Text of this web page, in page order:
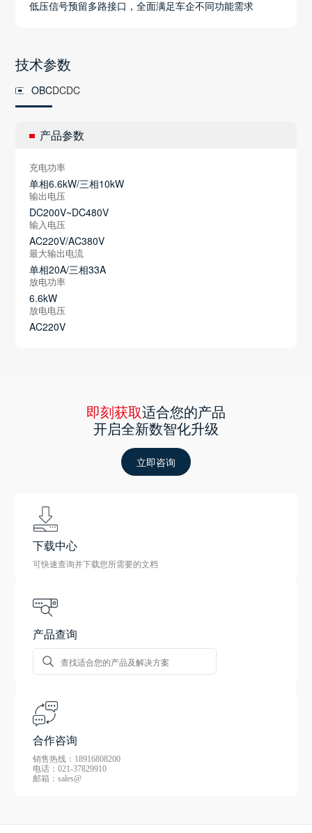
低压信号预留多路接口，全面满足车企不同功能需求
技术参数
OBCDCDC
产品参数
充电功率
单相6.6kW/三相10kW
输出电压
DC200V~DC480V
输入电压
AC220V/AC380V
最大输出电流
单相20A/三相33A
放电功率
6.6kW
放电电压
AC220V
即刻获取适合您的产品
开启全新数智化升级
立即咨询
下载中心
可快速查询并下载您所需要的文档
产品查询
合作咨询
销售热线：18916808200
电话：021-37829910
邮箱：sales@